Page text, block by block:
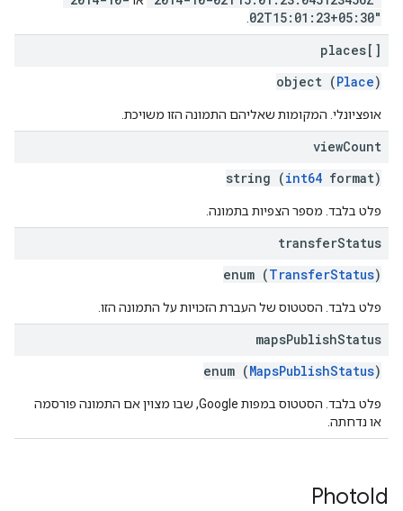
02T15:01:23+05:30"
places[]
object (Place)
אופציונלי. המקומות שאליהם התמונה הזו משויכת.
viewCount
string (int64 format)
פלט בלבד. מספר הצפיות בתמונה.
transferStatus
enum (TransferStatus)
פלט בלבד. הסטטוס של העברת הזכויות על התמונה הזו.
mapsPublishStatus
enum (MapsPublishStatus)
פלט בלבד. הסטטוס במפות Google, שבו מצוין אם התמונה פורסמה
או נדחתה.
PhotoId